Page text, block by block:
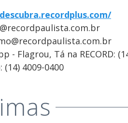
- Flagrou, Tá na RECORD:
(14) 4009-0400